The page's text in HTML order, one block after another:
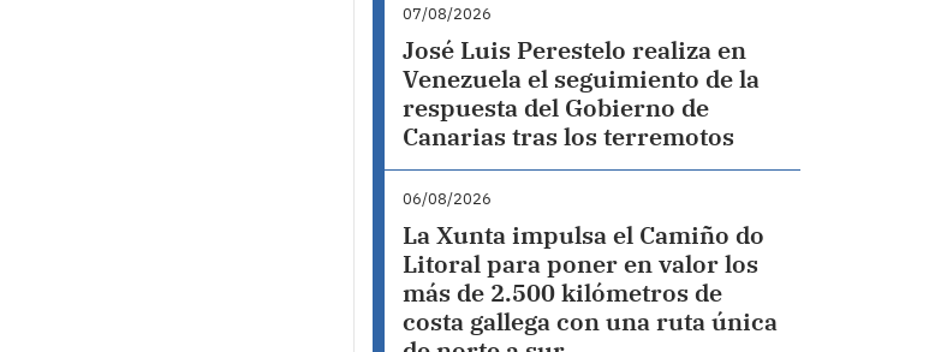
07/08/2026
José Luis Perestelo realiza en
Venezuela el seguimiento de la
respuesta del Gobierno de
Canarias tras los terremotos
06/08/2026
La Xunta impulsa el Camiño do
Litoral para poner en valor los
más de 2.500 kilómetros de
costa gallega con una ruta única